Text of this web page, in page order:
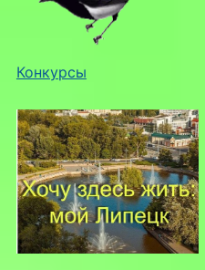
Конкурсы